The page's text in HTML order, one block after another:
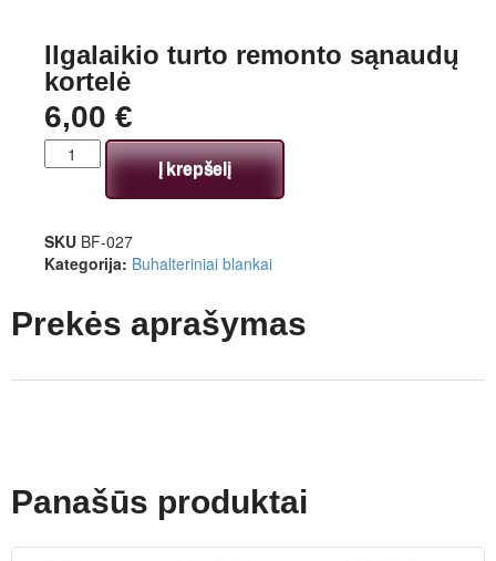
Ilgalaikio turto remonto sąnaudų
kortelė
6,00 €
Į krepšelį
SKU BF-027
Kategorija: Buhalteriniai blankai
Prekės aprašymas
Panašūs produktai